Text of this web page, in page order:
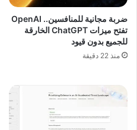
ضربة مجانية للمنافسين.. OpenAI
تفتح ميزات ChatGPT الخارقة
للجميع بدون قيود
منذ 22 دقيقة